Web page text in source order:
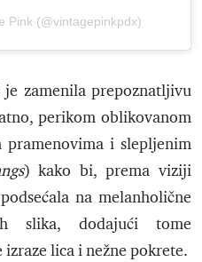
Pink (@vintagepinkpdx)
zamenila prepoznatljivu
perikom oblikovanom
pramenovima i slepljenim
) kako bi, prema viziji
na melanholične
slika, dodajući tome
lica i nežne pokrete.